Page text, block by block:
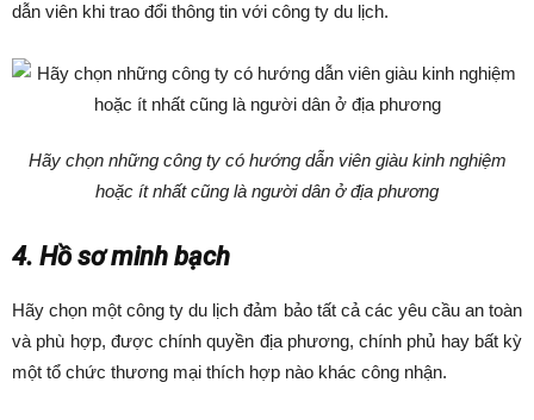
dẫn viên khi trao đổi thông tin với công ty du lịch.
Hãy chọn những công ty có hướng dẫn viên giàu kinh nghiệm
hoặc ít nhất cũng là người dân ở địa phương
4. Hồ sơ minh bạch
Hãy chọn một công ty du lịch đảm bảo tất cả các yêu cầu an toàn
và phù hợp, được chính quyền địa phương, chính phủ hay bất kỳ
một tổ chức thương mại thích hợp nào khác công nhận.